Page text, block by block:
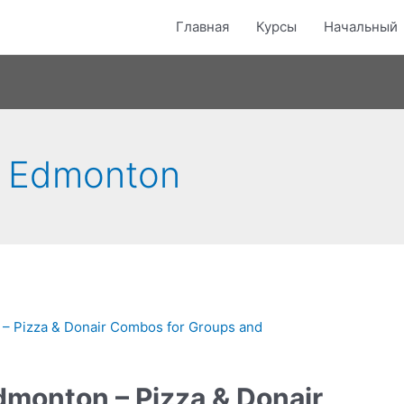
Главная Курсы Начальный
– Pizza & Donair